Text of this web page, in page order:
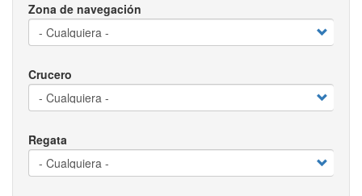
Zona de navegación
Crucero
Regata